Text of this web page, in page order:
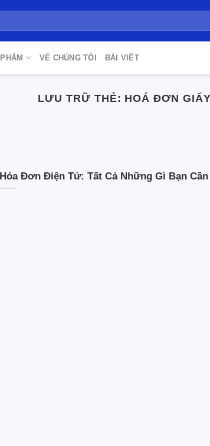
VỀ CHÚNG TÔI BÀI VIẾT
LƯU TRỮ THẺ: HOÁ ĐƠN GIẤY
Hóa Đơn Điện Tử: Tất Cả Những Gì Bạn